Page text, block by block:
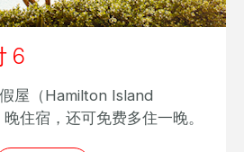
和三晚住宿，以一种难忘的方
标志性的景点之一。